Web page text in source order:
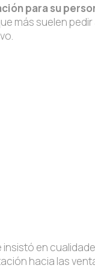
para su
más suelen pedir
insistó en
hacia las